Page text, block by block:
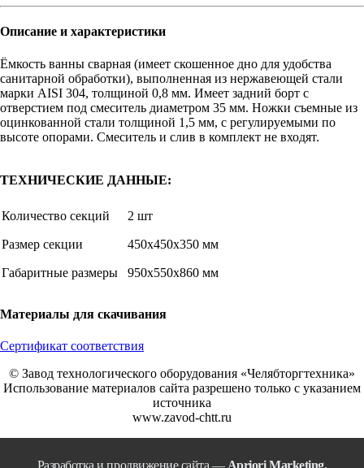
Описание и характеристики
Ёмкость ванны сварная (имеет скошенное дно для удобства
санитарной обработки), выполненная из нержавеющей стали
марки AISI 304, толщиной 0,8 мм. Имеет задний борт с
отверстием под смеситель диаметром 35 мм. Ножки съемные из
оцинкованной стали толщиной 1,5 мм, с регулируемыми по
высоте опорами. Смеситель и слив в комплект не входят.
ТЕХНИЧЕСКИЕ ДАННЫЕ:
Количество секций 2 шт
Размер секции 450х450х350 мм
Габаритные размеры 950х550х860 мм
Материалы для скачивания
Сертификат соответствия
© Завод технологического оборудования «Челябторгтехника»
Использование материалов сайта разрешено только с указанием
источника
www.zavod-chtt.ru